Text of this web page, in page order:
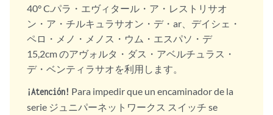
40° C.パラ・エヴィタール・ア・レストリサオ
ン・ア・チルキュラサオン・デ・ar、デイシェ・
ペロ・メノ・メノス・ウム・エスパソ・デ
15,2cm のアヴォルタ・ダス・アベルチュラス・
デ・ベンティラサオを利用します。
¡Atención! Para impedir que un encaminador de la
serie ジュニパーネットワークス スイッチ se